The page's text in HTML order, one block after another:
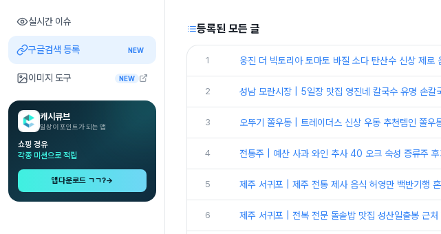
실시간 이슈
구글검색 등록 NEW
이미지 도구 NEW
캐시큐브
일상이 포인트가 되는 앱
쇼핑 경유
각종 미션으로 적립
앱다운로드 ㄱㄱ?→
등록된 모든 글
1 웅진 더 빅토리아 토마토 바질 소다 탄산수 신상 제로
2 성남 모란시장 | 5일장 맛집 영진네 칼국수 유명 손칼
3 오뚜기 쫄우동 | 트레이더스 신상 우동 추천템인 쫄우
4 전통주 | 예산 사과 와인 추사 40 오크 숙성 증류주 후
5 제주 서귀포 | 제주 전통 제사 음식 허영만 백반기행
6 제주 서귀포 | 전복 전문 돌솥밥 맛집 성산일출봉 근처